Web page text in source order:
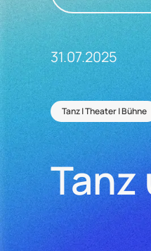
31.07.2025
Tanz | Theater | Bühne